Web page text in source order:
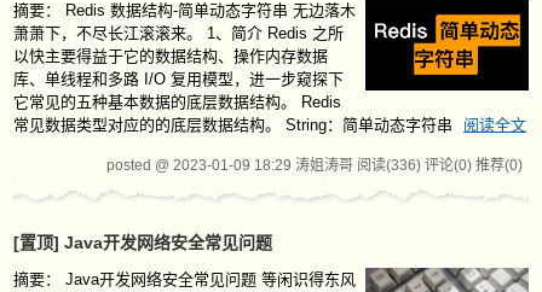
摘要：
Redis 数据结构-简单动态字符串 无边落木
萧萧下，不尽长江滚滚来。 1、简介 Redis 之所
以快主要得益于它的数据结构、操作内存数据
库、单线程和多路 I/O 复用模型，进一步窥探下
它常见的五种基本数据的底层数据结构。 Redis
常见数据类型对应的的底层数据结构。 String：简单动态字符串
阅读全文
posted @ 2023-01-09 18:29 涛姐涛哥 阅读(336) 评论(0) 推荐(0)
[置顶] Java开发网络安全常见问题
摘要：Java开发网络安全常见问题 等闲识得东风